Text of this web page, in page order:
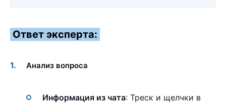
Ответ эксперта:
Анализ вопроса
Информация из чата: Треск и щелчки в